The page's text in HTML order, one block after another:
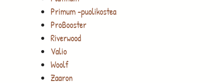
Primum -puolikostea
ProBooster
Riverwood
Valio
Woolf
Zaaron